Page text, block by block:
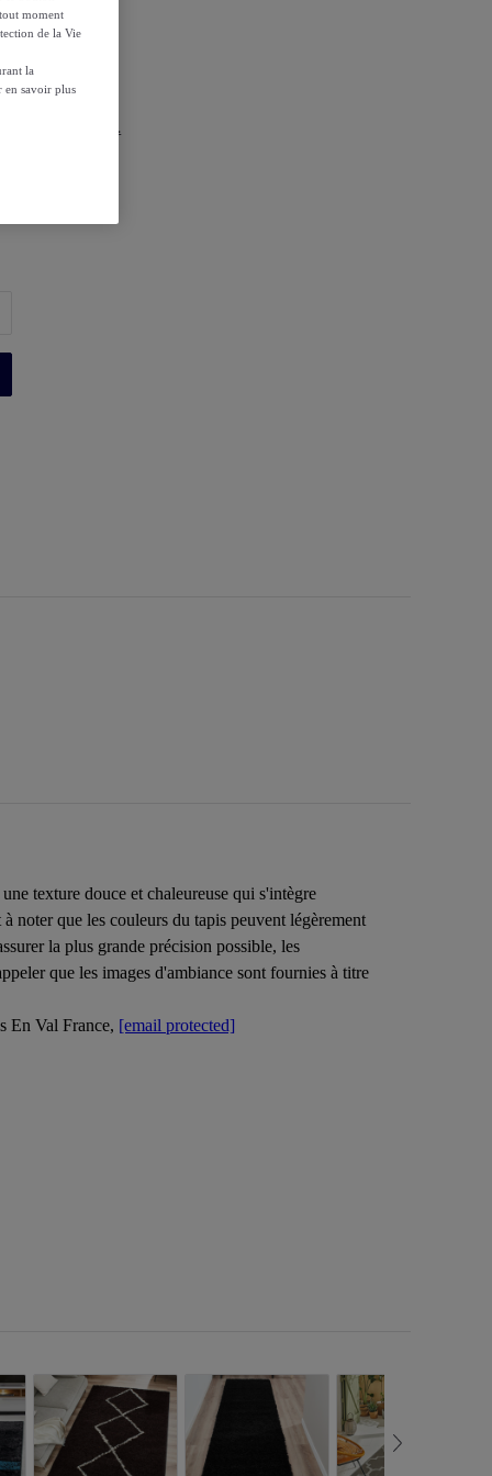
les conditions.
texture douce et chaleureuse qui s'intègre
noter que les couleurs du tapis peuvent légèrement
la plus grande précision possible, les
que les images d'ambiance sont fournies à titre
En Val France, [email protected]
moment
de la Vie
la
en savoir plus